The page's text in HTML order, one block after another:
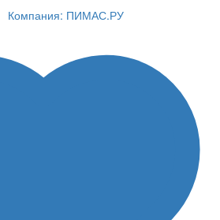
Компания: ПИМАС.РУ